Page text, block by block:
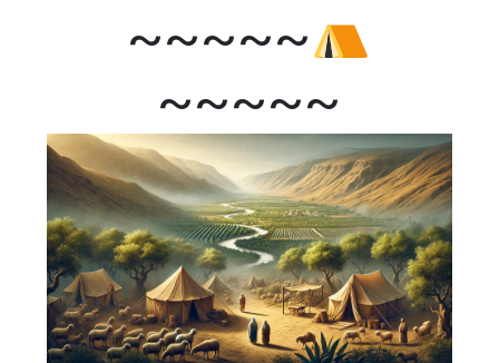
~~~~~
~~~~~